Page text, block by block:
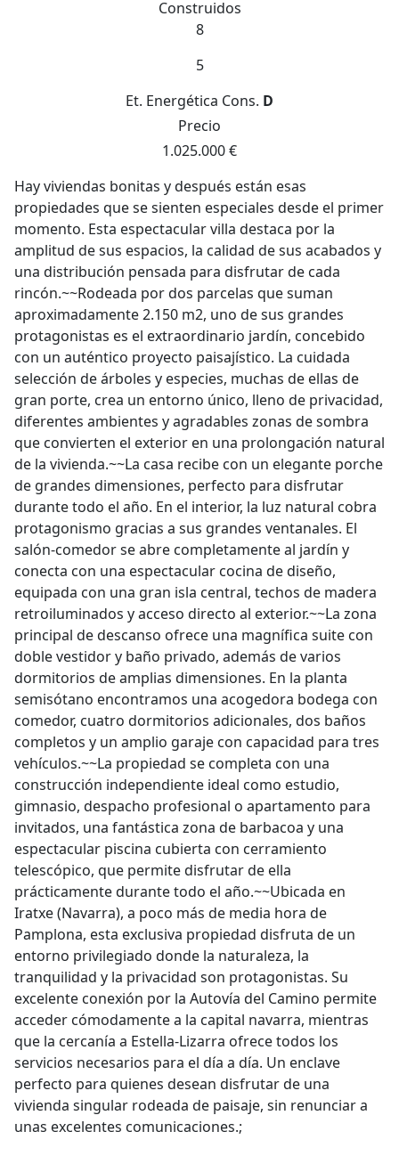
Construidos
8
5
Et. Energética Cons. D
Precio
1.025.000 €
Hay viviendas bonitas y después están esas
propiedades que se sienten especiales desde el primer
momento. Esta espectacular villa destaca por la
amplitud de sus espacios, la calidad de sus acabados y
una distribución pensada para disfrutar de cada
rincón.~~Rodeada por dos parcelas que suman
aproximadamente 2.150 m2, uno de sus grandes
protagonistas es el extraordinario jardín, concebido
con un auténtico proyecto paisajístico. La cuidada
selección de árboles y especies, muchas de ellas de
gran porte, crea un entorno único, lleno de privacidad,
diferentes ambientes y agradables zonas de sombra
que convierten el exterior en una prolongación natural
de la vivienda.~~La casa recibe con un elegante porche
de grandes dimensiones, perfecto para disfrutar
durante todo el año. En el interior, la luz natural cobra
protagonismo gracias a sus grandes ventanales. El
salón-comedor se abre completamente al jardín y
conecta con una espectacular cocina de diseño,
equipada con una gran isla central, techos de madera
retroiluminados y acceso directo al exterior.~~La zona
principal de descanso ofrece una magnífica suite con
doble vestidor y baño privado, además de varios
dormitorios de amplias dimensiones. En la planta
semisótano encontramos una acogedora bodega con
comedor, cuatro dormitorios adicionales, dos baños
completos y un amplio garaje con capacidad para tres
vehículos.~~La propiedad se completa con una
construcción independiente ideal como estudio,
gimnasio, despacho profesional o apartamento para
invitados, una fantástica zona de barbacoa y una
espectacular piscina cubierta con cerramiento
telescópico, que permite disfrutar de ella
prácticamente durante todo el año.~~Ubicada en
Iratxe (Navarra), a poco más de media hora de
Pamplona, esta exclusiva propiedad disfruta de un
entorno privilegiado donde la naturaleza, la
tranquilidad y la privacidad son protagonistas. Su
excelente conexión por la Autovía del Camino permite
acceder cómodamente a la capital navarra, mientras
que la cercanía a Estella-Lizarra ofrece todos los
servicios necesarios para el día a día. Un enclave
perfecto para quienes desean disfrutar de una
vivienda singular rodeada de paisaje, sin renunciar a
unas excelentes comunicaciones.;